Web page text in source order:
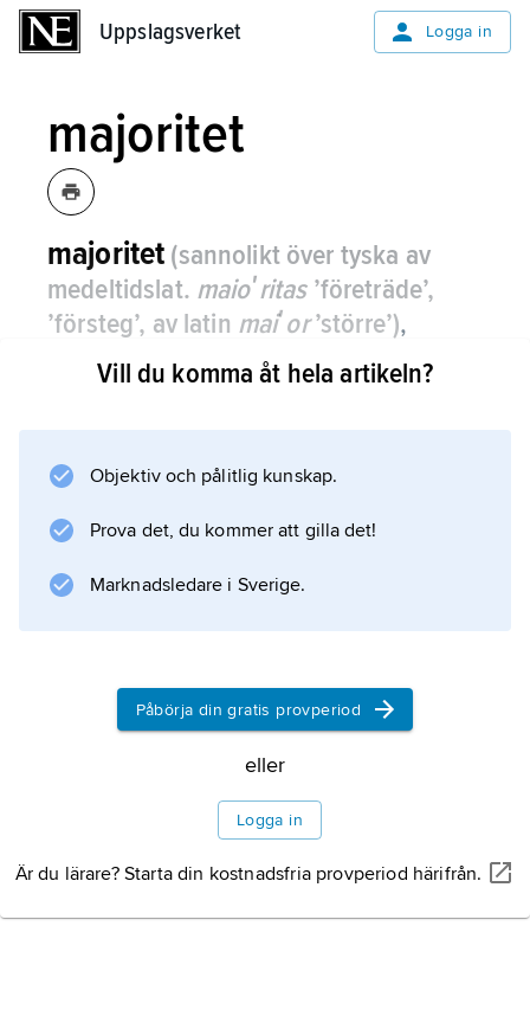
Uppslagsverket Logga in
majoritet
majoritet (sannolikt över tyska av
medeltidslat. maioʹritas’företräde’,
’försteg’, av latin maiʹor’större’),
flertal, flest av de röstande; motsats:
minoritet.
beslutsfattande, varvid den mening som får
Majoritetsprincipen är numera självklar och
utgör grunden för val till och för
beslutsfattandet i folkvalda församlingar
Information om artikeln
Vill du komma åt hela artikeln?
Objektiv och pålitlig kunskap.
Prova det, du kommer att gilla det!
Marknadsledare i Sverige.
Påbörja din gratis provperiod
eller
Logga in
Är du lärare? Starta din kostnadsfria provperiod härifrån.